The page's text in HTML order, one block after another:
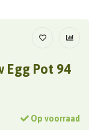
Egg Pot 94
Op voorraad